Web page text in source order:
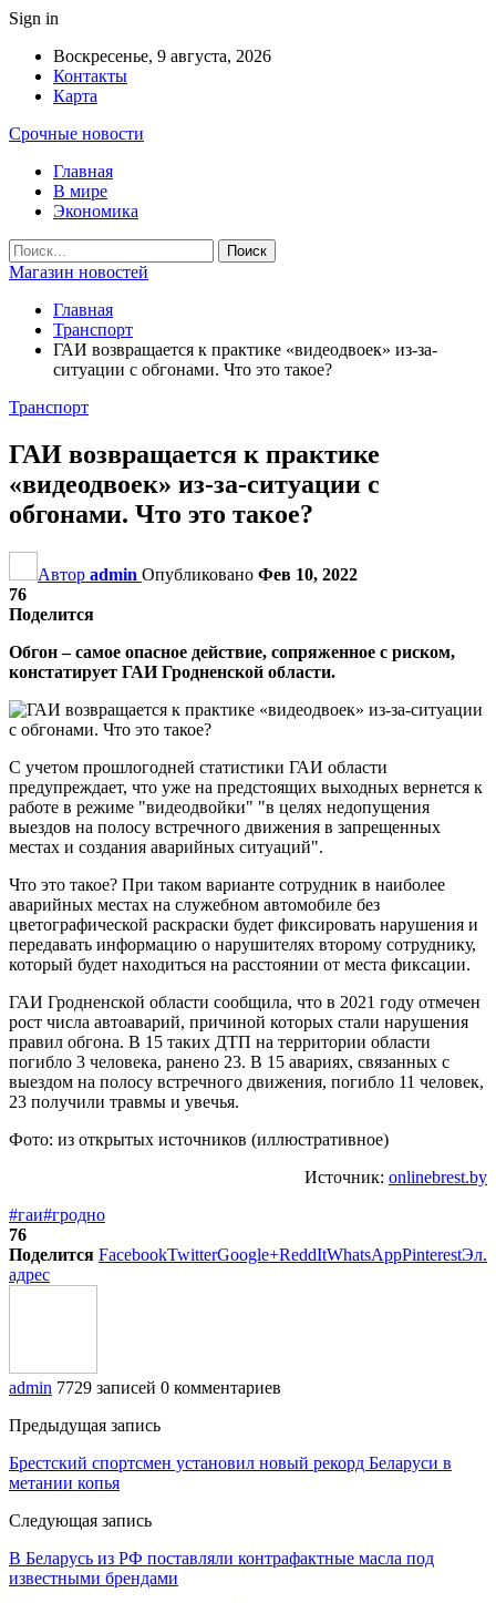
Sign in
Воскресенье, 9 августа, 2026
Контакты
Карта
Срочные новости
Главная
В мире
Экономика
Магазин новостей
Главная
Транспорт
ГАИ возвращается к практике «видеодвоек» из-за-
ситуации с обгонами. Что это такое?
Транспорт
ГАИ возвращается к практике
«видеодвоек» из-за-ситуации с
обгонами. Что это такое?
Автор admin Опубликовано Фев 10, 2022
76
Поделится
Обгон – самое опасное действие, сопряженное с риском,
констатирует ГАИ Гродненской области.
С учетом прошлогодней статистики ГАИ области
предупреждает, что уже на предстоящих выходных вернется к
работе в режиме "видеодвойки" "в целях недопущения
выездов на полосу встречного движения в запрещенных
местах и создания аварийных ситуаций".
Что это такое? При таком варианте сотрудник в наиболее
аварийных местах на служебном автомобиле без
цветографической раскраски будет фиксировать нарушения и
передавать информацию о нарушителях второму сотруднику,
который будет находиться на расстоянии от места фиксации.
ГАИ Гродненской области сообщила, что в 2021 году отмечен
рост числа автоаварий, причиной которых стали нарушения
правил обгона. В 15 таких ДТП на территории области
погибло 3 человека, ранено 23. В 15 авариях, связанных с
выездом на полосу встречного движения, погибло 11 человек,
23 получили травмы и увечья.
Фото: из открытых источников (иллюстративное)
Источник: onlinebrest.by
#гаи#гродно
76
Поделится FacebookTwitterGoogle+ReddItWhatsAppPinterestЭл.
адрес
admin 7729 записей 0 комментариев
Предыдущая запись
Брестский спортсмен установил новый рекорд Беларуси в
метании копья
Следующая запись
В Беларусь из РФ поставляли контрафактные масла под
известными брендами